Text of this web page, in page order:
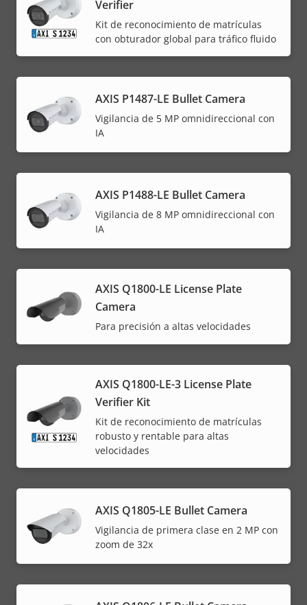
Verifier
Kit de reconocimiento de matrículas
con obturador global para tráfico fluido
AXIS P1487-LE Bullet Camera
Vigilancia de 5 MP omnidireccional con
IA
AXIS P1488-LE Bullet Camera
Vigilancia de 8 MP omnidireccional con
IA
AXIS Q1800-LE License Plate
Camera
Para precisión a altas velocidades
AXIS Q1800-LE-3 License Plate
Verifier Kit
Kit de reconocimiento de matrículas
robusto y rentable para altas
velocidades
AXIS Q1805-LE Bullet Camera
Vigilancia de primera clase en 2 MP con
zoom de 32x